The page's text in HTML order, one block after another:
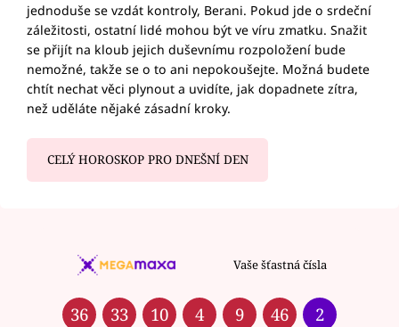
jednoduše se vzdát kontroly, Berani. Pokud jde o srdeční
záležitosti, ostatní lidé mohou být ve víru zmatku. Snažit
se přijít na kloub jejich duševnímu rozpoložení bude
nemožné, takže se o to ani nepokoušejte. Možná budete
chtít nechat věci plynout a uvidíte, jak dopadnete zítra,
než uděláte nějaké zásadní kroky.
CELÝ HOROSKOP PRO DNEŠNÍ DEN
Vaše šťastná čísla
36 33 10 4 9 46 2